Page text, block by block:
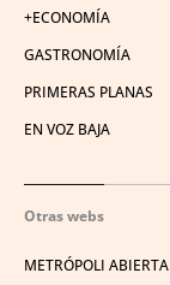
+ECONOMÍA
GASTRONOMÍA
PRIMERAS PLANAS
EN VOZ BAJA
Otras webs
METRÓPOLI ABIERTA